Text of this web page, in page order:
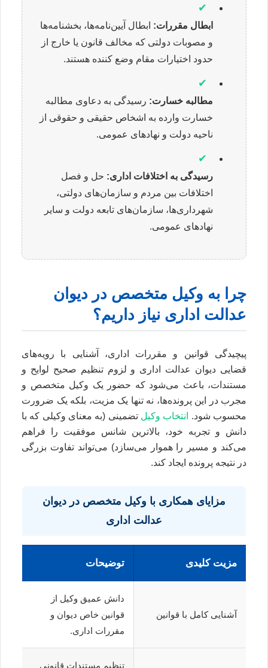
✔
ابطال مقررات: ابطال آیین‌نامه‌ها، بخشنامه‌ها
و مصوبات دولتی که مخالف قانون یا خارج از
حدود اختیارات مقام وضع کننده هستند.
✔
مطالبه خسارت: رسیدگی به دعاوی مطالبه
خسارت وارده به اشخاص حقیقی و حقوقی از
ناحیه دولت و نهادهای عمومی.
✔
رسیدگی به اختلافات اداری: حل و فصل
اختلافات بین مردم و سازمان‌های دولتی،
شهرداری‌ها، سازمان‌های تابعه دولت و سایر
نهادهای عمومی.
چرا به وکیل متخصص در دیوان
عدالت اداری نیاز داریم؟
پیچیدگی قوانین و مقررات اداری، آشنایی با رویه‌های
قضایی دیوان عدالت اداری و لزوم تنظیم صحیح لوایح و
مستندات، باعث می‌شود که حضور یک وکیل متخصص و
مجرب در این پرونده‌ها، نه تنها یک مزیت، بلکه یک ضرورت
محسوب شود.
انتخاب وکیل تضمینی (به معنای وکیلی که با
دانش و تجربه خود، بالاترین شانس موفقیت را فراهم
می‌کند و مسیر را هموار می‌سازد) می‌تواند تفاوت بزرگی
در نتیجه پرونده ایجاد کند.
مزایای همکاری با وکیل متخصص در دیوان
عدالت اداری
مزیت کلیدی توضیحات
آشنایی کامل با قوانین
دانش عمیق وکیل از
قوانین خاص دیوان و
مقررات اداری.
تنظیم مستندات قانونی